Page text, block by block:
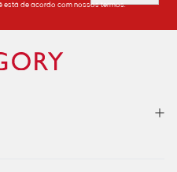
está de acordo com nossos termos.